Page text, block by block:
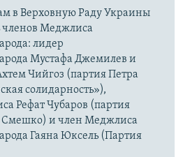
в Верховную Раду Украины
членов Меджлиса
лидер
Мустафа Джемилев и
Чийгоз (партия Петра
солидарность»),
Рефат Чубаров (партия
Смешко) и член Меджлиса
Гаяна Юксель (Партия